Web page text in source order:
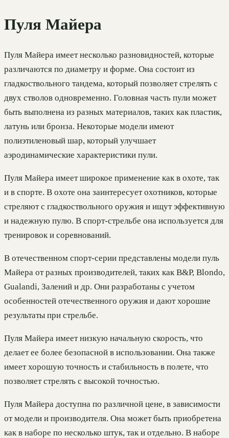
Пуля Майера
Пуля Майера имеет несколько разновидностей, которые
различаются по диаметру и форме. Она состоит из
гладкоствольного тандема, который позволяет стрелять с
двух стволов одновременно. Головная часть пули может
быть выполнена из разных материалов, таких как пластик,
латунь или бронза. Некоторые модели имеют
полиэтиленовый шар, который улучшает
аэродинамические характеристики пули.
Пуля Майера имеет широкое применение как в охоте, так
и в спорте. В охоте она заинтересует охотников, которые
стреляют с гладкоствольного оружия и ищут эффективную
и надежную пулю. В спорт-стрельбе она используется для
тренировок и соревнований.
В отечественном спорт-серии представлены модели пуль
Майера от разных производителей, таких как B&P, Blondo,
Gualandi, Залений и др. Они разработаны с учетом
особенностей отечественного оружия и дают хорошие
результаты при стрельбе.
Пуля Майера имеет низкую начальную скорость, что
делает ее более безопасной в использовании. Она также
имеет хорошую точность и стабильность в полете, что
позволяет стрелять с высокой точностью.
Пуля Майера доступна по различной цене, в зависимости
от модели и производителя. Она может быть приобретена
как в наборе по несколько штук, так и отдельно. В наборе